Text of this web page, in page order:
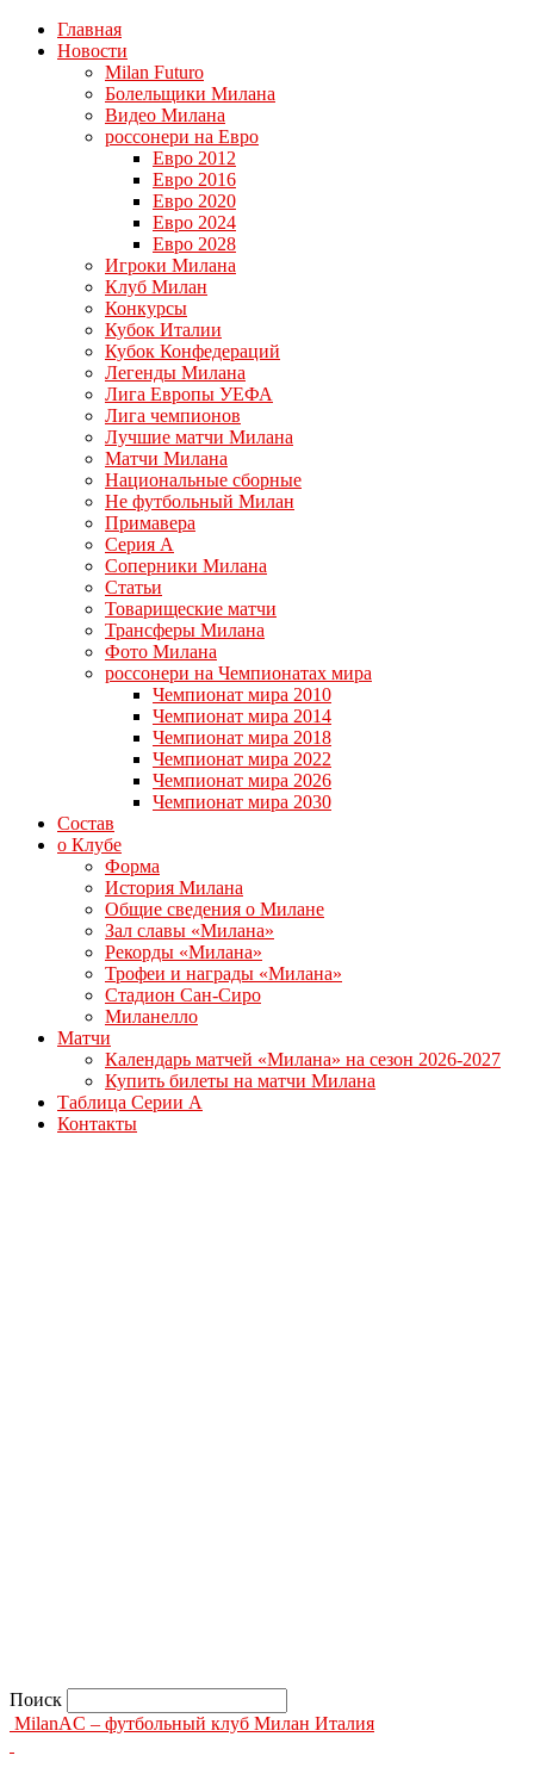
Главная
Новости
Milan Futuro
Болельщики Милана
Видео Милана
россонери на Евро
Евро 2012
Евро 2016
Евро 2020
Евро 2024
Евро 2028
Игроки Милана
Клуб Милан
Конкурсы
Кубок Италии
Кубок Конфедераций
Легенды Милана
Лига Европы УЕФА
Лига чемпионов
Лучшие матчи Милана
Матчи Милана
Национальные сборные
Не футбольный Милан
Примавера
Серия А
Соперники Милана
Статьи
Товарищеские матчи
Трансферы Милана
Фото Милана
россонери на Чемпионатах мира
Чемпионат мира 2010
Чемпионат мира 2014
Чемпионат мира 2018
Чемпионат мира 2022
Чемпионат мира 2026
Чемпионат мира 2030
Состав
о Клубе
Форма
История Милана
Общие сведения о Милане
Зал славы «Милана»
Рекорды «Милана»
Трофеи и награды «Милана»
Стадион Сан-Сиро
Миланелло
Матчи
Календарь матчей «Милана» на сезон 2026-2027
Купить билеты на матчи Милана
Таблица Серии А
Контакты
Поиск
MilanAC – футбольный клуб Милан Италия